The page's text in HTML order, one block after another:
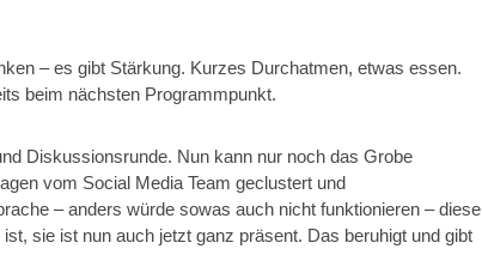
– es gibt Stärkung. Kurzes Durchatmen, etwas essen.
beim nächsten Programmpunkt.
Diskussionsrunde. Nun kann nur noch das Grobe
vom Social Media Team geclustert und
– anders würde sowas auch nicht funktionieren – diese
sie ist nun auch jetzt ganz präsent. Das beruhigt und gibt